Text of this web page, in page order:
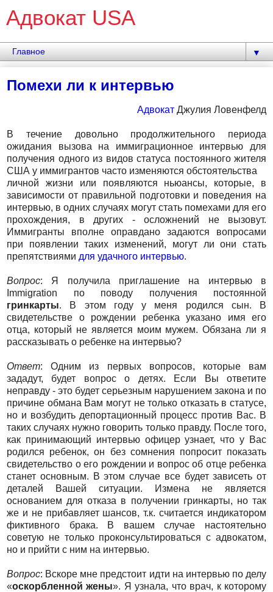
Адвокат USA
▼
Помехи ли к интервью
Адвокат Джулия Ловенфелд
В течение довольно продолжительного периода
ожидания вызова на иммиграционное интервью для
получения одного из видов статуса постоянного жителя
США у иммигрантов часто изменяются обстоятельства
личной жизни или появляются ньюансы, которые, в
зависимости от правильной подготовки и поведения на
интервью, в одних случаях могут стать помехами для его
прохождения, в других - осложнений не вызовут.
Иммигранты вполне оправдано задаются вопросами
при появлении таких изменений, могут ли они стать
препятствиями для удачного интервью.
Вопрос: Я получила приглашение на интервью в
Immigration по поводу получения постоянной
гринкарты. В этом году у меня родился сын. В
свидетельстве о рождении ребенка указано имя его
отца, который не является моим мужем. Обязана ли я
рассказывать о ребенке на интервью?
Ответ: Одним из первых вопросов, которые вам
зададут, будет вопрос о детях. Если Вы ответите
неправду - это будет серьезным нарушением закона и по
причине обмана Вам могут не только отказать в статусе,
но и возбудить депортационный процесс против Вас. В
таких случаях нужно говорить только правду. После того,
как принимающий интервью офицер узнает, что у Вас
родился ребенок, он без сомнения попросит показать
свидетельство о его рождении и вопрос об отце ребенка
станет основным. В этом случае все будет зависеть от
деталей Вашей ситуации. Измена не является
основанием для отказа в получении гринкарты, но так
же и не прибавляет шансов, т.к. считается индикатором
фиктивного брака. В вашем случае настоятельно
советую не только проконсультироваться с адвокатом,
но и прийти с ним на интервью.
Вопрос: Вскоре мне предстоит идти на интервью по делу
«оскорбленной жены». Я узнала, что врач, к которому